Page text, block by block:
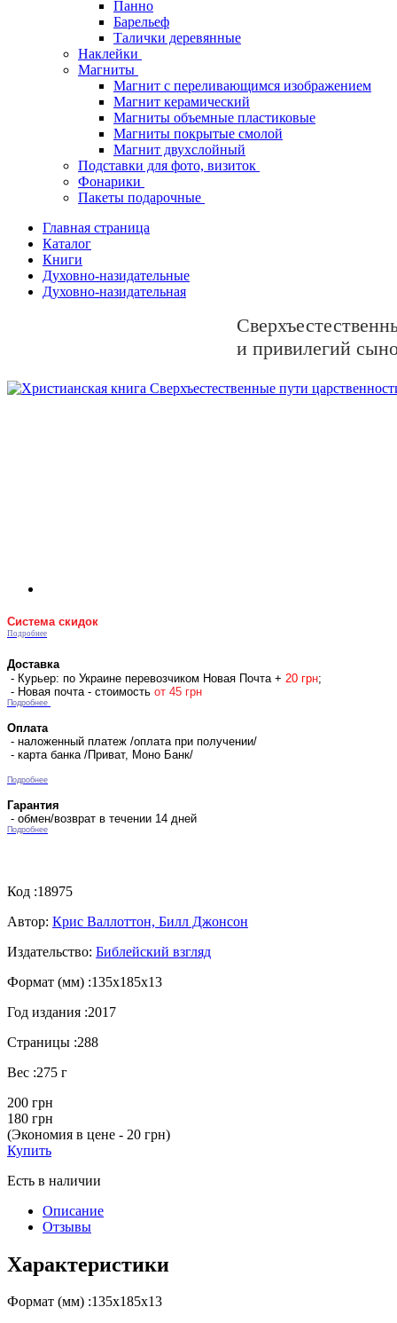
Панно
Барельеф
Талички деревянные
Наклейки
Магниты
Магнит с переливающимся изображением
Магнит керамический
Магниты объемные пластиковые
Магниты покрытые смолой
Магнит двухслойный
Подставки для фото, визиток
Фонарики
Пакеты подарочные
Главная страница
Каталог
Книги
Духовно-назидательные
Духовно-назидательная
и привилегий
Система скидок
Подробнее
Доставка
- Курьер: по Украине перевозчиком Новая Почта + 20 грн;
- Новая почта - стоимость от 45 грн
Подробнее
Оплата
- наложенный платеж /оплата при получении/
- карта банка /Приват, Моно Банк/
Подробнее
Гарантия
- обмен/возврат в течении 14 дней
Подробнее
Код :18975
Автор: Крис Валлоттон, Билл Джонсон
Издательство: Библейский взгляд
Формат (мм) :135х185х13
Год издания :2017
Страницы :288
Вес :275 г
200 грн
180 грн
(Экономия в цене - 20 грн)
Купить
Есть в наличии
Описание
Отзывы
Характеристики
Формат (мм) :135х185х13